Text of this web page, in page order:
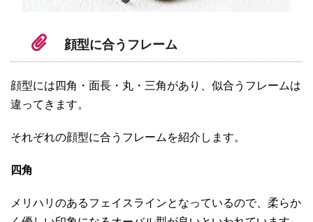
顔型に合うフレーム
顔型には四角・面長・丸・三角があり、似合うフレームは
違ってきます。
それぞれの顔型に合うフレームを紹介します。
四角
メリハリのあるフェイスラインとなっているので、柔らか